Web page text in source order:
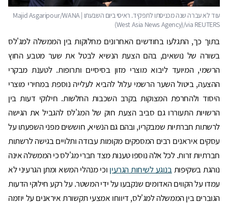
בתוך כך, התגלעו בחודשים האחרונים מחלוקות בין הממשלה למג'לס
בשורה של נושאים, בהם הצעת הנשיא לבטל את שער מטבע החוץ
הרשמי, המיועד ליבוא מוצרי מזון בסיסיים ותרופות. לטענת מבקרי
ההצעה, ביטול השער הרשמי עלול להביא לעלייה נוספת במחירי מוצרי
היסוד ולהחרפת המצוקות בקרב השכבות החלשות. חילוקי דעות בין
הרשויות התעוררו גם סביב הצעת חוק של המג'לס להגביל את הגישה
לרשתות חברתיות שמבקריו, ובהם גם הנשיא, חוששים מפני השפעתו על
עסקים איראנים רבים המספקים מקומות עבודה ותלויים בגישה לרשתות
חברתיות זרות. לכל אלה נוספו טענות מצד חברי מג'לס כי הממשלה אינה
נוהגת בשקיפותבנוגע לשיחות הגרעין וכי מנהלי המשא ומתן הגרעיני לא
עמדו על הקווים האדומים שנקבעו על ידי המשטר. על רקע חילוקי הדעות
הגוברים בין הממשלה למג'לס, דיווחו אמצעי תקשורת איראנים על יוזמה